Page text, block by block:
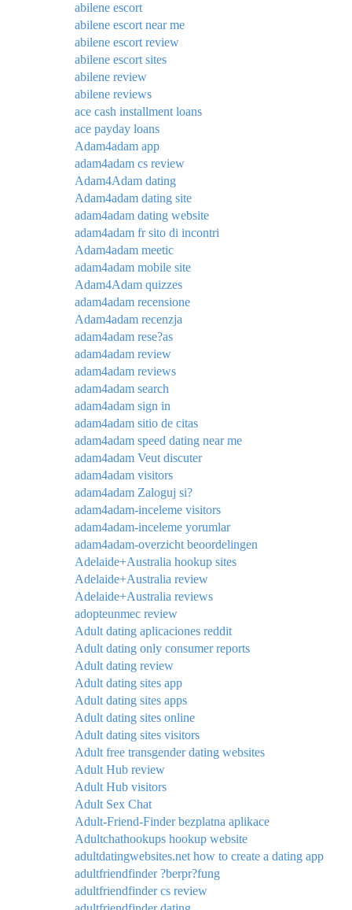
abilene escort
abilene escort near me
abilene escort review
abilene escort sites
abilene review
abilene reviews
ace cash installment loans
ace payday loans
Adam4adam app
adam4adam cs review
Adam4Adam dating
Adam4adam dating site
adam4adam dating website
adam4adam fr sito di incontri
Adam4adam meetic
adam4adam mobile site
Adam4Adam quizzes
adam4adam recensione
Adam4adam recenzja
adam4adam rese?as
adam4adam review
adam4adam reviews
adam4adam search
adam4adam sign in
adam4adam sitio de citas
adam4adam speed dating near me
adam4adam Veut discuter
adam4adam visitors
adam4adam Zaloguj si?
adam4adam-inceleme visitors
adam4adam-inceleme yorumlar
adam4adam-overzicht beoordelingen
Adelaide+Australia hookup sites
Adelaide+Australia review
Adelaide+Australia reviews
adopteunmec review
Adult dating aplicaciones reddit
Adult dating only consumer reports
Adult dating review
Adult dating sites app
Adult dating sites apps
Adult dating sites online
Adult dating sites visitors
Adult free transgender dating websites
Adult Hub review
Adult Hub visitors
Adult Sex Chat
Adult-Friend-Finder bezplatna aplikace
Adultchathookups hookup website
adultdatingwebsites.net how to create a dating app
adultfriendfinder ?berpr?fung
adultfriendfinder cs review